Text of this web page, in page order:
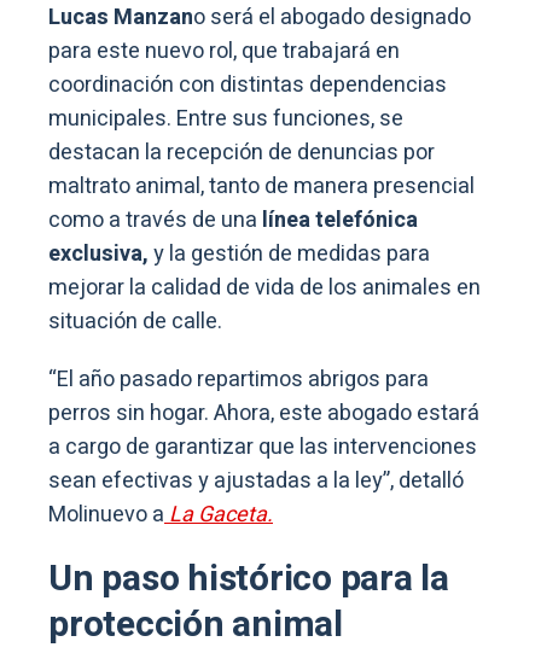
Lucas Manzano será el abogado designado
para este nuevo rol, que trabajará en
coordinación con distintas dependencias
municipales. Entre sus funciones, se
destacan la recepción de denuncias por
maltrato animal, tanto de manera presencial
como a través de una línea telefónica
exclusiva,y la gestión de medidas para
mejorar la calidad de vida de los animales en
situación de calle.
“El año pasado repartimos abrigos para
perros sin hogar. Ahora, este abogado estará
a cargo de garantizar que las intervenciones
sean efectivas y ajustadas a la ley”, detalló
Molinuevo aLa Gaceta.
Un paso histórico para la
protección animal